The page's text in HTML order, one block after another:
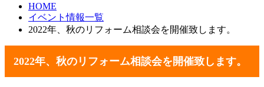
HOME
イベント情報一覧
2022年、秋のリフォーム相談会を開催致します。
2022年、秋のリフォーム相談会を開催致します。